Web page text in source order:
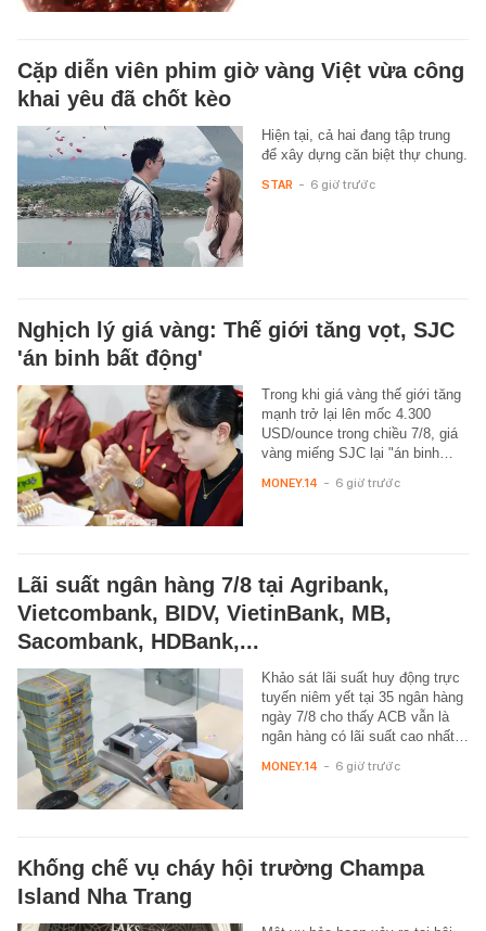
Cặp diễn viên phim giờ vàng Việt vừa công
khai yêu đã chốt kèo
Hiện tại, cả hai đang tập trung
để xây dựng căn biệt thự chung.
STAR - 6 giờ trước
Nghịch lý giá vàng: Thế giới tăng vọt, SJC
'án binh bất động'
Trong khi giá vàng thế giới tăng
mạnh trở lại lên mốc 4.300
USD/ounce trong chiều 7/8, giá
vàng miếng SJC lại "án binh…
MONEY.14 - 6 giờ trước
Lãi suất ngân hàng 7/8 tại Agribank,
Vietcombank, BIDV, VietinBank, MB,
Sacombank, HDBank,...
Khảo sát lãi suất huy động trực
tuyến niêm yết tại 35 ngân hàng
ngày 7/8 cho thấy ACB vẫn là
ngân hàng có lãi suất cao nhất…
MONEY.14 - 6 giờ trước
Khống chế vụ cháy hội trường Champa
Island Nha Trang